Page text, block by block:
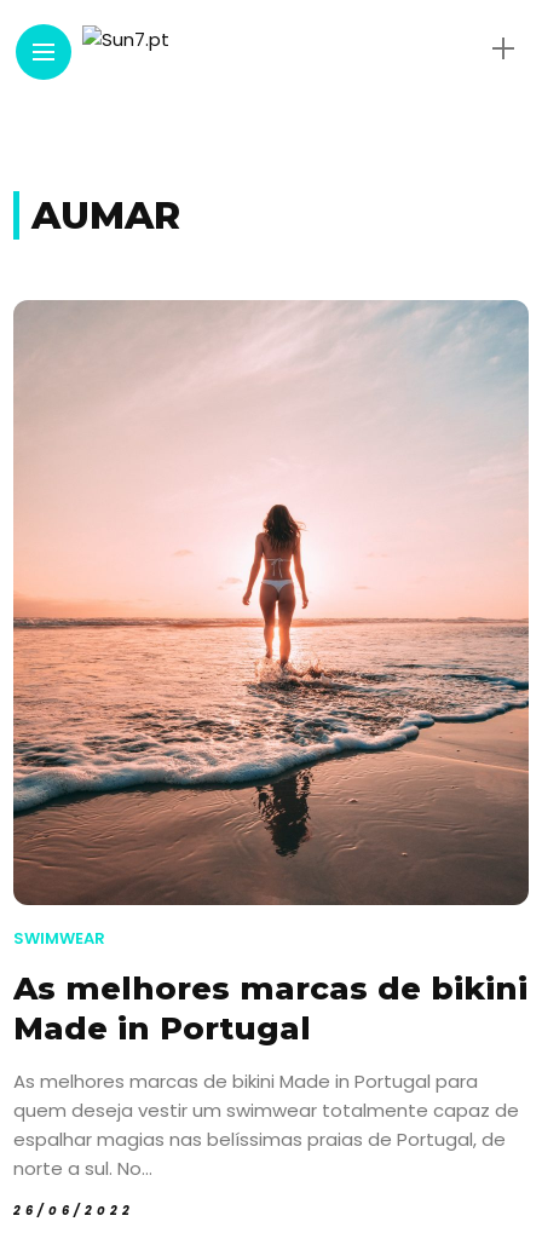
AUMAR
SWIMWEAR
As melhores marcas de bikini
Made in Portugal
As melhores marcas de bikini Made in Portugal para
quem deseja vestir um swimwear totalmente capaz de
espalhar magias nas belíssimas praias de Portugal, de
norte a sul. No...
26/06/2022